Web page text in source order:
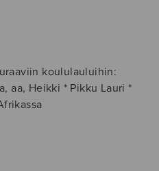
koululauluihin:
aa, Heikki * Pikku Lauri *